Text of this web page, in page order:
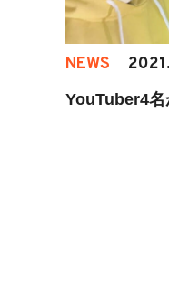
NEWS
YouTuber4名